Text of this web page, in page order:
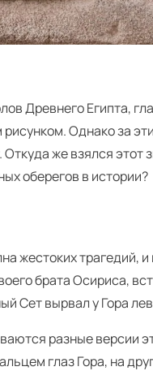
Древнего Египта,
Однако за
же взялся этот
оберегов в истории?
жестоких трагедий,
брата Осириса,
Сет вырвал у Гора
разные версии
глаз Гора, на